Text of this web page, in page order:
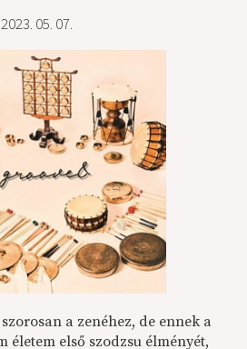
05. 07.
a zenéhez, de ennek a
életem első szodzsu élményét,